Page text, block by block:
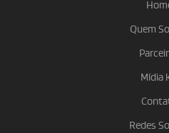
Quem
Mídia
Redes